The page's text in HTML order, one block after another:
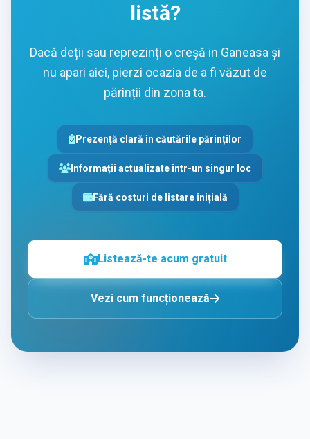
listă?
Dacă deții sau reprezinți o creșă in Ganeasa și
nu apari aici, pierzi ocazia de a fi văzut de
părinții din zona ta.
Prezență clară în căutările părinților
Informații actualizate într-un singur loc
Fără costuri de listare inițială
Listează-te acum gratuit
Vezi cum funcționează